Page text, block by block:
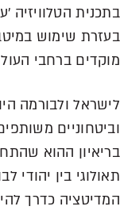
בעזרת שימוש
מוקדים ברחבי
לישראל ולבורמה
וביטחוניים
בריאיון ההוא
תאולוגי בין יהודי
המדיטציה כדרך